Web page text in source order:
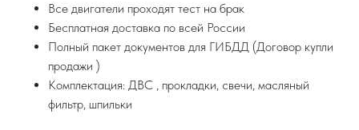
Все двигатели проходят тест на брак
Бесплатная доставка по всей России
Полный пакет документов для ГИБДД (Договор купли
продажи )
Комплектация: ДВС , прокладки, свечи, масляный
фильтр, шпильки